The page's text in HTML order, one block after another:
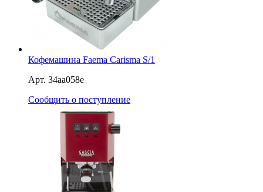
Кофемашина Faema Carisma S/1
Арт. 34aa058e
Сообщить о поступление